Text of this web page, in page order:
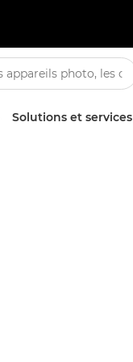
Solutions et services